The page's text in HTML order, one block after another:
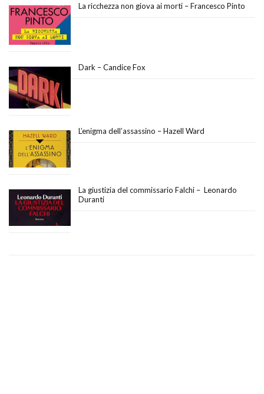
La ricchezza non giova ai morti – Francesco Pinto
Dark – Candice Fox
L’enigma dell’assassino – Hazell Ward
La giustizia del commissario Falchi – Leonardo
Duranti